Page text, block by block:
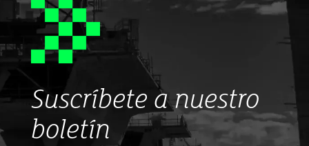
Suscríbete a nuestro
boletín